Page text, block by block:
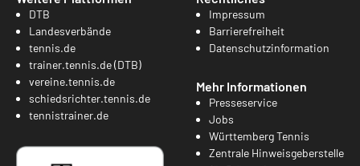
DTB
Landesverbände
tennis.de
trainer.tennis.de (DTB)
vereine.tennis.de
schiedsrichter.tennis.de
tennistrainer.de
Impressum
Barrierefreiheit
Datenschutzinformation
Mehr Informationen
Presseservice
Jobs
Württemberg Tennis
Zentrale Hinweisgeberstelle